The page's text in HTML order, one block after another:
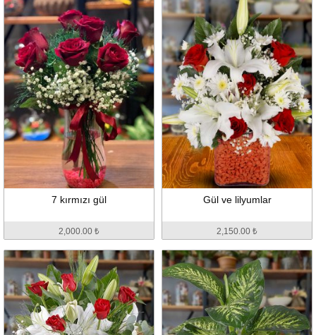
7 kırmızı gül
2,000.00 ₺
Gül ve lilyumlar
2,150.00 ₺